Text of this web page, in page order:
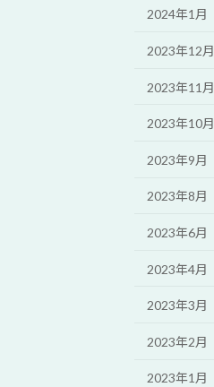
2024年1月
2023年12月
2023年11月
2023年10月
2023年9月
2023年8月
2023年6月
2023年4月
2023年3月
2023年2月
2023年1月